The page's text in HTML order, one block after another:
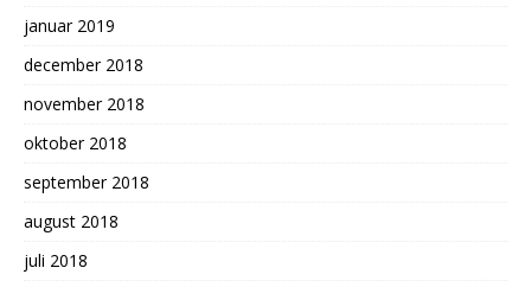
januar 2019
december 2018
november 2018
oktober 2018
september 2018
august 2018
juli 2018